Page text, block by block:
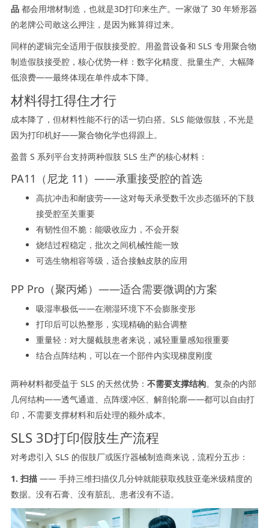
品都会用增材制造，也就是3D打印来生产。一家做了 30 年矫形器
的老牌公司敢这么押注，是因为账算得过来。
同样的逻辑完全适用于假肢接受腔。用盈普设备和 SLS 专用聚合物
制造假肢接受腔，核心优势一样：数字化精度、批量生产、大幅降
低浪费——最终体现在单件成本下降。
材料得扛得住才行
成本降了，但材料性能不行的话一切白搭。SLS 能做假肢，不光是
因为打印机好——聚合物化学也得跟上。
盈普 S 系列平台支持两种假肢 SLS 生产的核心材料：
PA11（尼龙 11）——承重接受腔的首选
高抗冲击和耐疲劳——这对每天承受数千次步态循环的下肢
接受腔至关重要
有韧性但不脆：能吸收应力，不会开裂
烧结过程稳定，批次之间机械性能一致
可选生物相容等级，适合接触皮肤的应用
PP Pro（聚丙烯）——适合需要微调的方案
吸湿率极低——在潮湿环境下不会膨胀变形
打印后可以热整形，实现精确的贴合调整
重量轻：对大腿截肢患者来说，减轻重量感知很重要
结合点阵结构，可以在一个部件内实现梯度刚度
两种材料都受益于 SLS 的天然优势： 不需要支撑结构。复杂的内部
几何结构——透气通道、点阵缓冲区、解剖轮廓——都可以自由打
印，不需要支撑材料和后处理的额外成本。
SLS 3D打印假肢生产流程
对考虑引入 SLS 的假肢厂或医疗器械制造商来说，流程分五步：
1. 扫描—— 手持三维扫描仪几分钟就能获取残肢亚毫米级精度的
数据。没有石膏、没有脏乱、患者没有不适。